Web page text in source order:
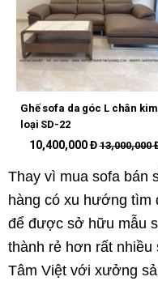
Ghế sofa da góc L chân kim
loại SD-22
10,400,000 Đ 13,000,000
Thay vì mua sofa bán
hàng có xu hướng tìm
để được sở hữu mẫu
thành rẻ hơn rất
Tâm Việt với xưởng